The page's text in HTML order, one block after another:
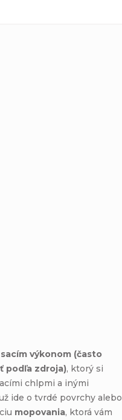
výkonom (často
podľa zdroja), ktorý si
chlpmi a inými
ide o tvrdé povrchy alebo
mopovania, ktorá vám